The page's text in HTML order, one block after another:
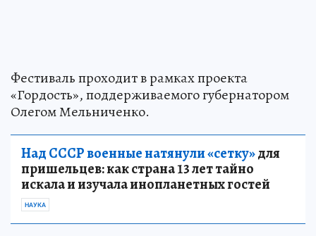
Фестиваль проходит в рамках проекта
«Гордость», поддерживаемого губернатором
Олегом Мельниченко.
Над СССР военные натянули «сетку»для
пришельцев: как страна 13 лет тайно
искала и изучала инопланетных гостей
НАУКА